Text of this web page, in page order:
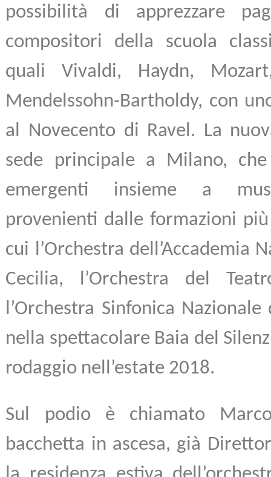
possibilità di apprezzare
compositori della scuola
quali Vivaldi, Haydn,
Mendelssohn-Bartholdy, con
al Novecento di Ravel. La
sede principale a Milano,
emergenti insieme a
provenienti dalle formazioni
cui l’Orchestra dell’Accademia
Cecilia, l’Orchestra del
l’Orchestra Sinfonica
nella spettacolare Baia del
rodaggio nell’estate 2018.
Sul podio è chiamato
bacchetta in ascesa, già